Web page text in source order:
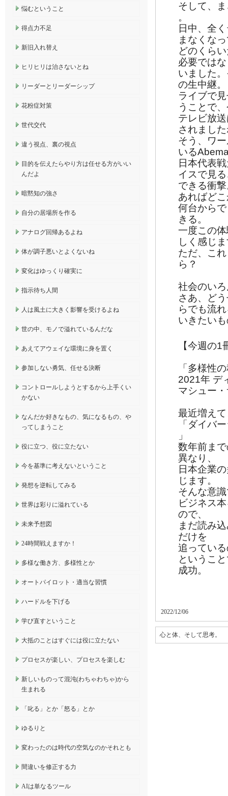
そして、
。
日中、全
まなくな
どのくら
必要では
いました
の生中継。
ライブで
うことで
テレビ放
されまし
そう、ワ
いる
日本代表
イスで見
できる衝
あればど
何台から
きる。
一度この
しく感じ
ただ、こ
ら？
社会のい
さあ、ど
らでも流
いきたい
【今週の1
「多様性
2021年 デ
マシュー
最近増え
「ダイバ
」
数年前ま
異なり、
日本企業
じます。
そんな意
ビジネス
ので、
まだ読み
だけを
追ってい
というこ
成功。
2022/12/06
心と体、そして思考。
悩むということ
得点力不足
新旧入れ替え
ヒリヒリは治さないとね
リーダーとリーダーシップ
花粉症対策
世代交代
違う視点、裏の視点
目的を伝えたらやり方は任せる方がいい
んだよ
暗黙知の強さ
自分の居場所を作る
アナログ回帰あるよね
体が調子悪いとよくないね
変化はゆっくり確実に
指示待ち人間
人は風土に大きく影響を受けるよね
世の中、モノで溢れているんだな
あえてアウェイな環境に身を置く
参加しない勇気、任せる決断
コントロールしようとするから上手くい
かない
なんだか好きなもの、気になるもの、や
ってしまうこと
役に立つ、役に立たない
今を基準に考えないということ
発想を逆転してみる
世界は彩りに溢れている
未来予想図
24時間戦えますか！
多様な働き方、多様性とか
オートパイロット・適当な習慣
ハードルを下げる
学び直すということ
大抵のことはすぐには役に立たない
プロセスが楽しい、プロセスを楽しむ
新しいものって混沌(わちゃわちゃ)から
生まれる
「叱る」とか「怒る」とか
ゆるりと
変わったのは時代の空気なのかそれとも
間違いを修正する力
AIは単なるツール